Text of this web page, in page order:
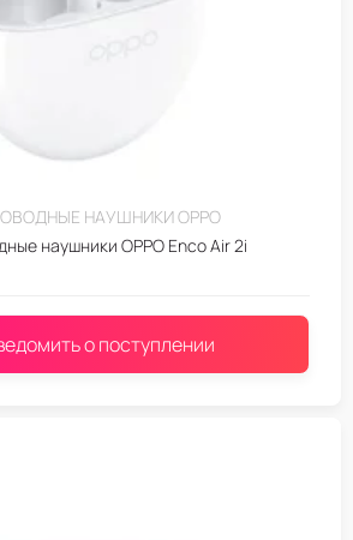
НАУШНИКИ OPPO
наушники OPPO Enco Air 2i
о поступлении